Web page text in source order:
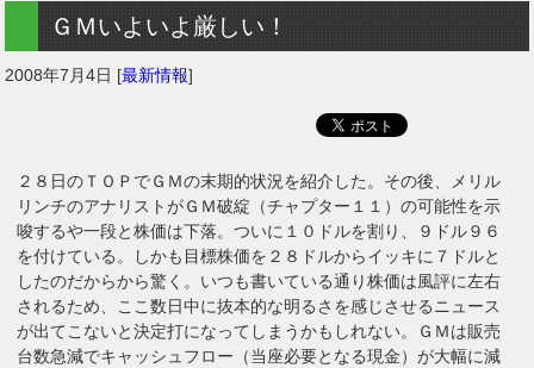
ＧＭいよいよ厳しい！
2008年7月4日 [最新情報]
２８日のＴＯＰでＧＭの末期的状況を紹介した。その後、メリル
リンチのアナリストがＧＭ破綻（チャプター１１）の可能性を示
唆するや一段と株価は下落。ついに１０ドルを割り、９ドル９６
を付けている。しかも目標株価を２８ドルからイッキに７ドルと
したのだからから驚く。いつも書いている通り株価は風評に左右
されるため、ここ数日中に抜本的な明るさを感じさせるニュース
が出てこないと決定打になってしまうかもしれない。ＧＭは販売
台数急減でキャッシュフロー（当座必要となる現金）が大幅に減